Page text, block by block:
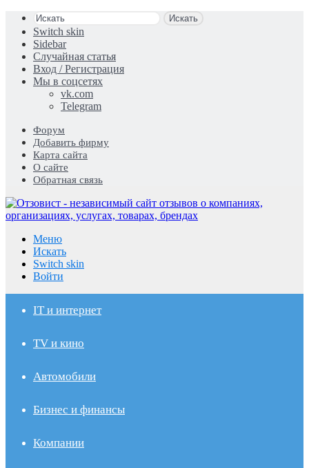
Искать
Switch skin
Sidebar
Случайная статья
Вход / Регистрация
Мы в соцсетях
vk.com
Telegram
Форум
Добавить фирму
Карта сайта
О сайте
Обратная связь
Меню
Искать
Switch skin
Войти
IT и интернет
TV и кино
Автомобили
Бизнес и финансы
Компании